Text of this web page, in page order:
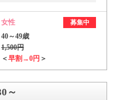
女性 募集中
40～49歳
1,500円
＜早割→0円 ＞
～